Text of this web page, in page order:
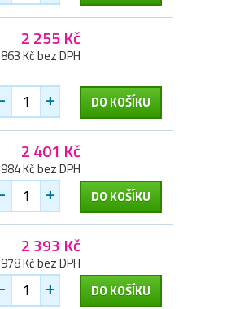
2 255 Kč
Kč bez DPH
- + DO KOŠÍKU
2 401 Kč
Kč bez DPH
- + DO KOŠÍKU
2 393 Kč
Kč bez DPH
- + DO KOŠÍKU